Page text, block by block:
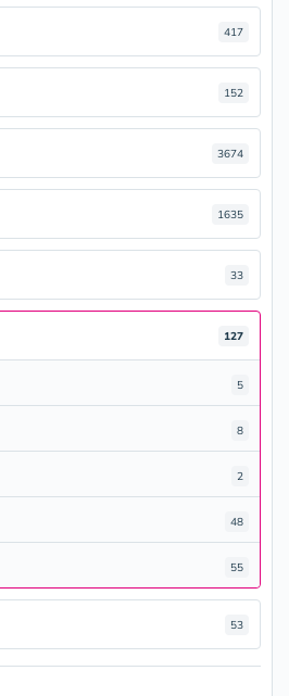
417
152
3674
1635
33
127
5
8
2
48
55
53